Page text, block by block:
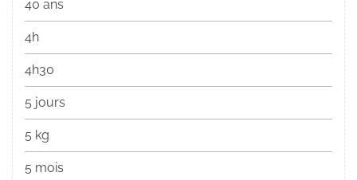
40 ans
4h
4h30
5 jours
5 kg
5 mois